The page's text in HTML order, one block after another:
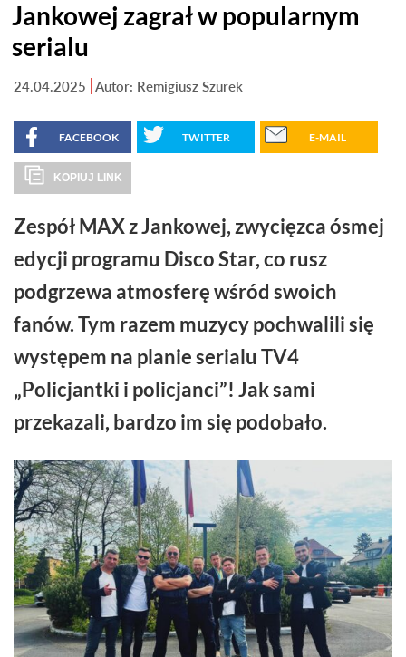
Jankowej zagrał w popularnym
serialu
24.04.2025 Autor: Remigiusz Szurek
FACEBOOK TWITTER E-MAIL
KOPIUJ LINK
Zespół MAX z Jankowej, zwycięzca ósmej
edycji programu Disco Star, co rusz
podgrzewa atmosferę wśród swoich
fanów. Tym razem muzycy pochwalili się
występem na planie serialu TV4
„Policjantki i policjanci”! Jak sami
przekazali, bardzo im się podobało.